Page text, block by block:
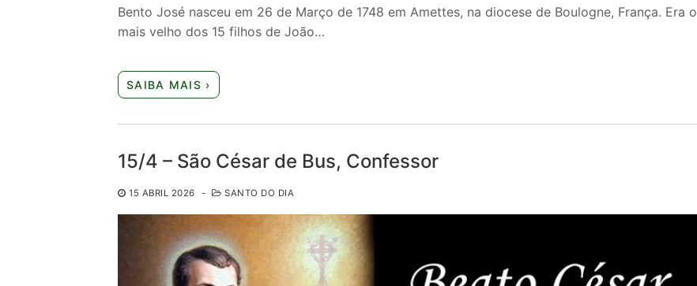
Bento José nasceu em 26 de Março de 1748 em Amettes, na diocese de Boulogne, França. Era o
mais velho dos 15 filhos de João…
SAIBA MAIS ›
15/4 – São César de Bus, Confessor
15 ABRIL 2026 - SANTO DO DIA